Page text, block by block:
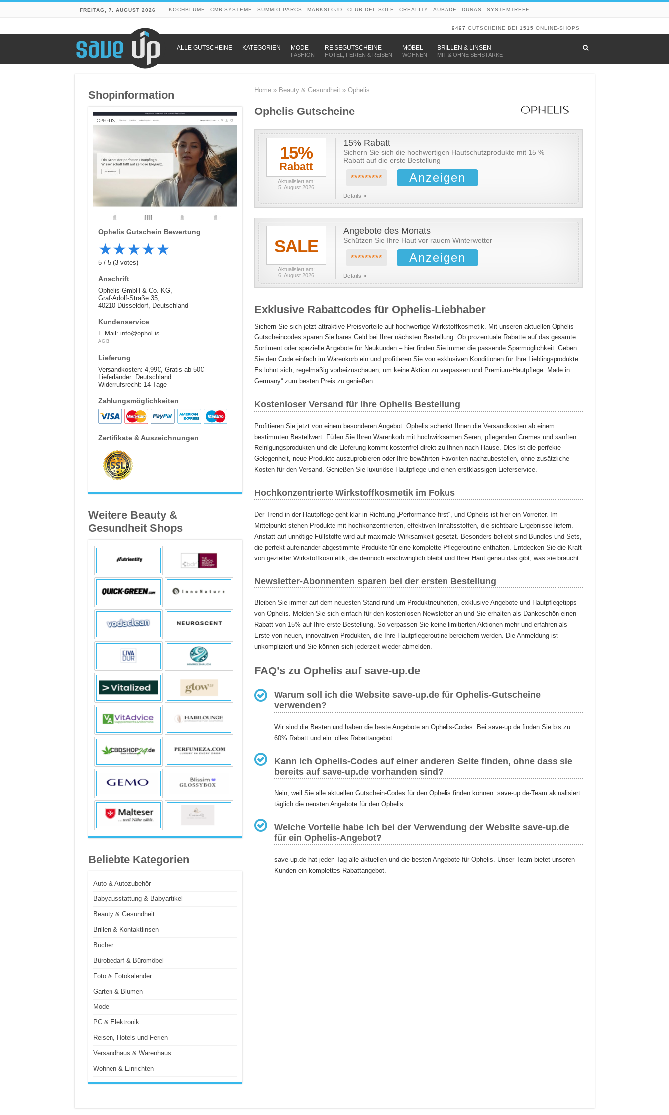
FREITAG, 7. AUGUST 2026 KOCHBLUME CMB SYSTEME SUMMIO PARCS MARKSLOJD CLUB DEL SOLE CREALITY AUBADE DUNAS SYSTEMTREFF
9497 GUTSCHEINE BEI 1515 ONLINE-SHOPS
ALLE GUTSCHEINE KATEGORIEN MODE–
FASHION
REISEGUTSCHEINE–
HOTEL, FERIEN & REISEN
MÖBEL –
WOHNEN
BRILLEN & LINSEN
MIT & OHNE SEHSTÄRKE
Home» Beauty & Gesundheit» Ophelis
Ophelis Gutscheine
15%
Rabatt
Aktualisiert am:
5. August 2026
15% Rabatt
Sichern Sie sich die hochwertigen Hautschutzprodukte mit 15 %
Rabatt auf die erste Bestellung
********* Anzeigen
Details »
SALE
Aktualisiert am:
6. August 2026
Angebote des Monats
Schützen Sie Ihre Haut vor rauem Winterwetter
********* Anzeigen
Details »
Exklusive Rabattcodes für Ophelis-Liebhaber
Sichern Sie sich jetzt attraktive Preisvorteile auf hochwertige Wirkstoffkosmetik. Mit unseren aktuellen Ophelis
Gutscheincodes sparen Sie bares Geld bei Ihrer nächsten Bestellung. Ob prozentuale Rabatte auf das gesamte
Sortiment oder spezielle Angebote für Neukunden – hier finden Sie immer die passende Sparmöglichkeit. Geben
Sie den Code einfach im Warenkorb ein und profitieren Sie von exklusiven Konditionen für Ihre Lieblingsprodukte.
Es lohnt sich, regelmäßig vorbeizuschauen, um keine Aktion zu verpassen und Premium-Hautpflege „Made in
Germany“ zum besten Preis zu genießen.
Kostenloser Versand für Ihre Ophelis Bestellung
Profitieren Sie jetzt von einem besonderen Angebot: Ophelis schenkt Ihnen die Versandkosten ab einem
bestimmten Bestellwert. Füllen Sie Ihren Warenkorb mit hochwirksamen Seren, pflegenden Cremes und sanften
Reinigungsprodukten und die Lieferung kommt kostenfrei direkt zu Ihnen nach Hause. Dies ist die perfekte
Gelegenheit, neue Produkte auszuprobieren oder Ihre bewährten Favoriten nachzubestellen, ohne zusätzliche
Kosten für den Versand. Genießen Sie luxuriöse Hautpflege und einen erstklassigen Lieferservice.
Hochkonzentrierte Wirkstoffkosmetik im Fokus
Der Trend in der Hautpflege geht klar in Richtung „Performance first“, und Ophelis ist hier ein Vorreiter. Im
Mittelpunkt stehen Produkte mit hochkonzentrierten, effektiven Inhaltsstoffen, die sichtbare Ergebnisse liefern.
Anstatt auf unnötige Füllstoffe wird auf maximale Wirksamkeit gesetzt. Besonders beliebt sind Bundles und Sets,
die perfekt aufeinander abgestimmte Produkte für eine komplette Pflegeroutine enthalten. Entdecken Sie die Kraft
von gezielter Wirkstoffkosmetik, die dennoch erschwinglich bleibt und Ihrer Haut genau das gibt, was sie braucht.
Newsletter-Abonnenten sparen bei der ersten Bestellung
Bleiben Sie immer auf dem neuesten Stand rund um Produktneuheiten, exklusive Angebote und Hautpflegetipps
von Ophelis. Melden Sie sich einfach für den kostenlosen Newsletter an und Sie erhalten als Dankeschön einen
Rabatt von 15% auf Ihre erste Bestellung. So verpassen Sie keine limitierten Aktionen mehr und erfahren als
Erste von neuen, innovativen Produkten, die Ihre Hautpflegeroutine bereichern werden. Die Anmeldung ist
unkompliziert und Sie können sich jederzeit wieder abmelden.
FAQ’s zu Ophelis auf save-up.de
Warum soll ich die Website save-up.de für Ophelis-Gutscheine
verwenden?
Wir sind die Besten und haben die beste Angebote an Ophelis-Codes. Bei save-up.de finden Sie bis zu
60% Rabatt und ein tolles Rabattangebot.
Kann ich Ophelis-Codes auf einer anderen Seite finden, ohne dass sie
bereits auf save-up.de vorhanden sind?
Nein, weil Sie alle aktuellen Gutschein-Codes für den Ophelis finden können. save-up.de-Team aktualisiert
täglich die neusten Angebote für den Ophelis.
Welche Vorteile habe ich bei der Verwendung der Website save-up.de
für ein Ophelis-Angebot?
save-up.de hat jeden Tag alle aktuellen und die besten Angebote für Ophelis. Unser Team bietet unseren
Kunden ein komplettes Rabattangebot.
Shopinformation
Ophelis Gutschein Bewertung
★★★★★
5 / 5(3votes)
Anschrift
Ophelis GmbH & Co. KG,
Graf-Adolf-Straße 35,
40210 Düsseldorf, Deutschland
Kundenservice
E-Mail: info@ophel.is
AGB
Lieferung
Versandkosten: 4,99€, Gratis ab 50€
Lieferländer: Deutschland
Widerrufsrecht: 14 Tage
Zahlungsmöglichkeiten
Zertifikate & Auszeichnungen
Weitere Beauty &
Gesundheit Shops
Beliebte Kategorien
Auto & Autozubehör
Babyausstattung & Babyartikel
Beauty & Gesundheit
Brillen & Kontaktlinsen
Bücher
Bürobedarf & Büromöbel
Foto & Fotokalender
Garten & Blumen
Mode
PC & Elektronik
Reisen, Hotels und Ferien
Versandhaus & Warenhaus
Wohnen & Einrichten